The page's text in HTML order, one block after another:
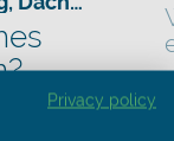
Privacy policy